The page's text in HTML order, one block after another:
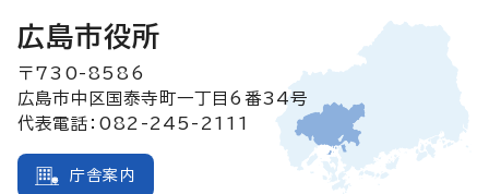
広島市役所
〒730-8586
広島市中区国泰寺町一丁目6番34号
代表電話：082-245-2111
庁舎案内